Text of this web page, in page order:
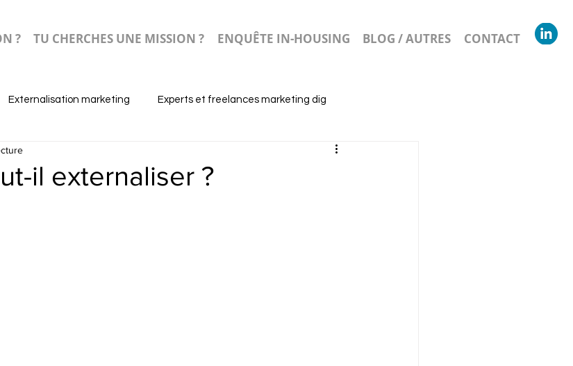
? TU CHERCHES UNE MISSION ? ENQUÊTE IN-HOUSING BLOG / AUTRES CONTACT
Externalisation marketing Experts et freelances marketing dig
il externaliser ?